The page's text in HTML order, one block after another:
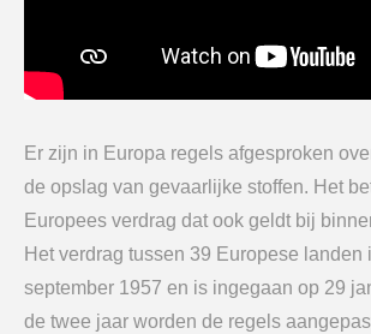
Er zijn in Europa regels afgesproken
de opslag van gevaarlijke stoffen. Het
Europees verdrag dat ook geldt bij
Het verdrag tussen 39 Europese landen
september 1957 en is ingegaan op 29
de twee jaar worden de regels